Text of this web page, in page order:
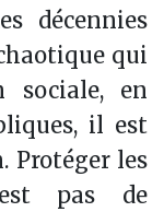
décennies
qui
sociale, en
il est
Protéger les
pas de